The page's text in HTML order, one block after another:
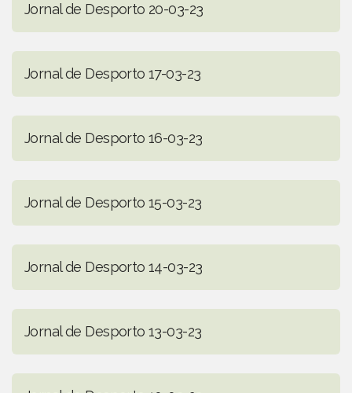
Jornal de Desporto 20-03-23
Jornal de Desporto 17-03-23
Jornal de Desporto 16-03-23
Jornal de Desporto 15-03-23
Jornal de Desporto 14-03-23
Jornal de Desporto 13-03-23